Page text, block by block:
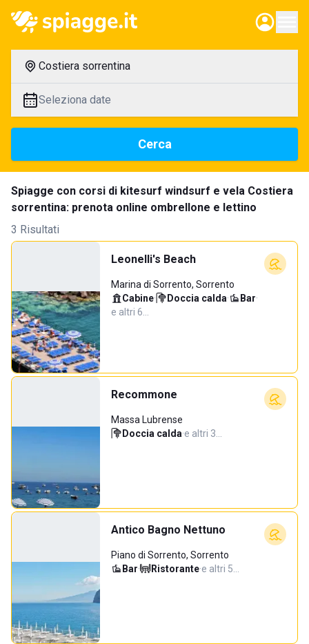
Costiera sorrentina
Seleziona date
Cerca
Spiagge con corsi di kitesurf windsurf e vela Costiera
sorrentina: prenota online ombrellone e lettino
3 Risultati
Leonelli's Beach
Marina di Sorrento, Sorrento
Cabine· Doccia calda· Bar·
e altri 6…
Recommone
Massa Lubrense
Doccia calda·e altri 3…
Antico Bagno Nettuno
Piano di Sorrento, Sorrento
Bar· Ristorante·e altri 5…